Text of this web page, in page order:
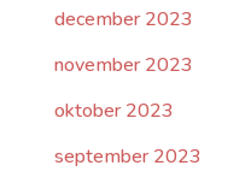
december 2023
november 2023
oktober 2023
september 2023